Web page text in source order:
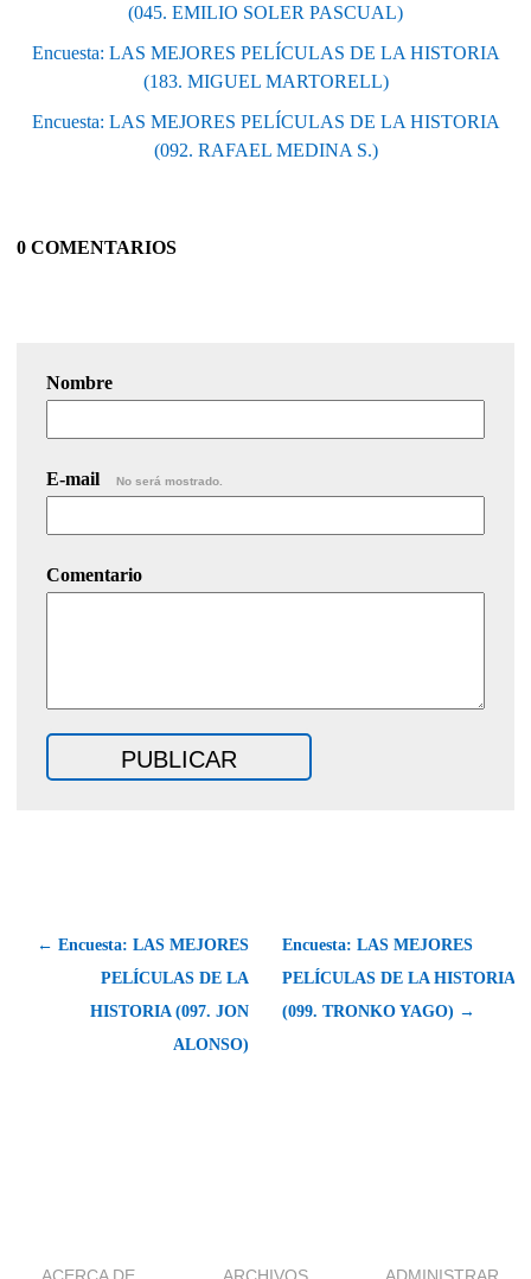
(045. EMILIO SOLER PASCUAL)
Encuesta: LAS MEJORES PELÍCULAS DE LA HISTORIA
(183. MIGUEL MARTORELL)
Encuesta: LAS MEJORES PELÍCULAS DE LA HISTORIA
(092. RAFAEL MEDINA S.)
0 COMENTARIOS
Nombre
E-mail No será mostrado.
Comentario
← Encuesta: LAS MEJORES
PELÍCULAS DE LA
HISTORIA (097. JON
ALONSO)
Encuesta: LAS MEJORES
PELÍCULAS DE LA HISTORIA
(099. TRONKO YAGO) →
ACERCA DE ARCHIVOS ADMINISTRAR